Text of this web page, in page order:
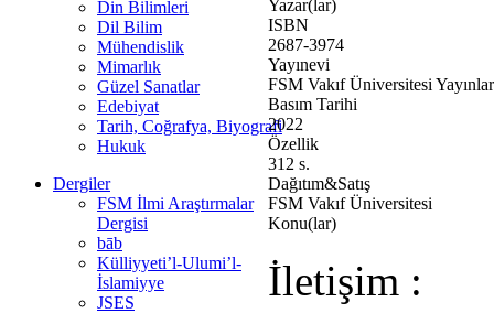
Din Bilimleri
Dil Bilim
Mühendislik
Mimarlık
Güzel Sanatlar
Edebiyat
Tarih, Coğrafya, Biyografi
Hukuk
Dergiler
FSM İlmi Araştırmalar
Dergisi
bāb
Külliyyeti’l-Ulumi’l-
İslamiyye
JSES
Yazar(lar)
ISBN
2687-3974
Yayınevi
FSM Vakıf Üniversitesi
Basım Tarihi
2022
Özellik
312 s.
Dağıtım&Satış
FSM Vakıf Üniversitesi
Konu(lar)
İletişim :